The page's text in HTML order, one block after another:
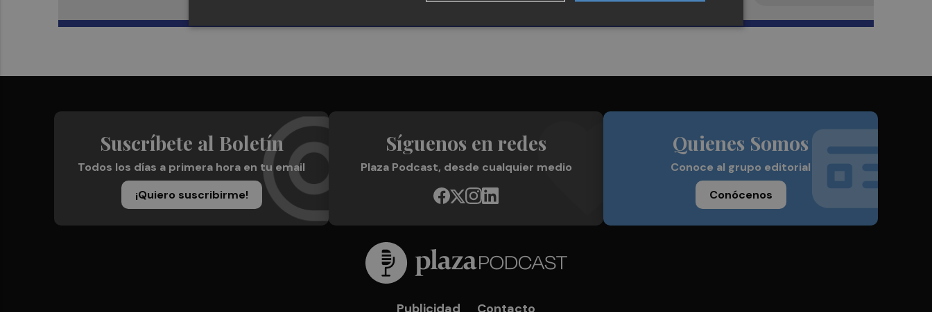
Suscríbete al Boletín
Todos los días a primera hora en tu email
¡Quiero suscribirme!
Síguenos en redes
Plaza Podcast, desde cualquier medio
Quienes Somos
Conoce al grupo editorial
Conócenos
Publicidad Contacto